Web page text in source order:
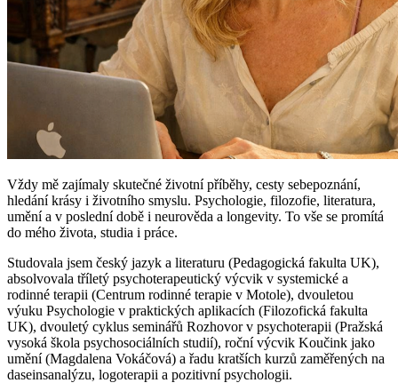
Vždy mě zajímaly skutečné životní příběhy, cesty sebepoznání,
hledání krásy i životního smyslu. Psychologie, filozofie, literatura,
umění a v poslední době i neurověda a longevity. To vše se promítá
do mého života, studia i práce.
Studovala jsem český jazyk a literaturu (Pedagogická fakulta UK),
absolvovala tříletý psychoterapeutický výcvik v systemické a
rodinné terapii (Centrum rodinné terapie v Motole), dvouletou
výuku Psychologie v praktických aplikacích (Filozofická fakulta
UK), dvouletý cyklus seminářů Rozhovor v psychoterapii (Pražská
vysoká škola psychosociálních studií), roční výcvik Koučink jako
umění (Magdalena Vokáčová) a řadu kratších kurzů zaměřených na
daseinsanalýzu, logoterapii a pozitivní psychologii.